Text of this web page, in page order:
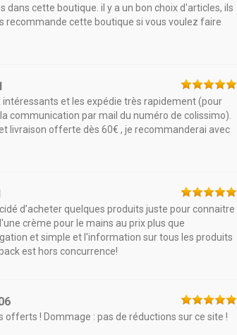
cette boutique. il y a un bon choix d'articles, ils
recommande cette boutique si vous voulez faire
et les expédie très rapidement (pour
communication par mail du numéro de colissimo).
livraison offerte dès 60€ , je recommanderai avec
d’acheter quelques produits juste pour connaitre
crème pour le mains au prix plus que
et simple et l'information sur tous les produits
est hors concurrence!
! Dommage : pas de réductions sur ce site !